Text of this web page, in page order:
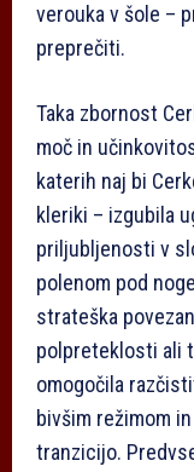
verouka v šole –
preprečiti.
Taka zbornost
moč in
katerih naj bi
kleriki – izgubila
priljubljenosti v
polenom pod
strateška
polpreteklosti ali
omogočila
bivšim režimom
tranzicijo.